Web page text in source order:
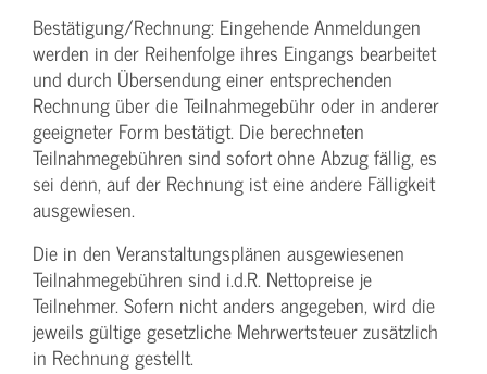
Bestätigung­/Rechnung: Eingehende Anmeldungen
werden in der Reihenfolge ihres Eingangs bearbeitet
und durch Übersendung einer entsprechenden
Rechnung über die Teilnahmegebühr oder in anderer
geeigneter Form bestätigt. Die berechneten
Teilnahmegebühren sind sofort ohne Abzug fällig, es
sei denn, auf der Rechnung ist eine andere Fälligkeit
ausgewiesen.
Die in den Veranstaltungsplänen ausgewiesenen
Teilnahmegebühren sind i.d.R. Nettopreise je
Teilnehmer. Sofern nicht anders angegeben, wird die
jeweils gültige gesetzliche Mehrwertsteuer zusätzlich
in Rechnung gestellt.